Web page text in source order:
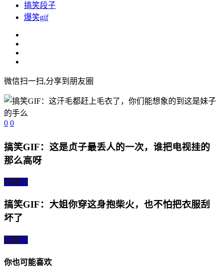
搞笑段子
爆笑gif
微信扫一扫,分享到朋友圈
0 0
搞笑GIF：这是贞子最丢人的一次，谁把电视挂的
那么高呀
上一篇
搞笑GIF：大姐你穿这身抱柴火，也不怕把衣服刮
坏了
下一篇
你也可能喜欢